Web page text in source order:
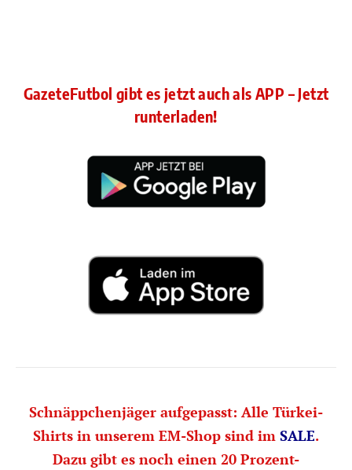
GazeteFutbol gibt es jetzt auch als APP – Jetzt
runterladen!
Schnäppchenjäger aufgepasst: Alle Türkei-
Shirts in unserem EM-Shop sind im SALE.
Dazu gibt es noch einen 20 Prozent-